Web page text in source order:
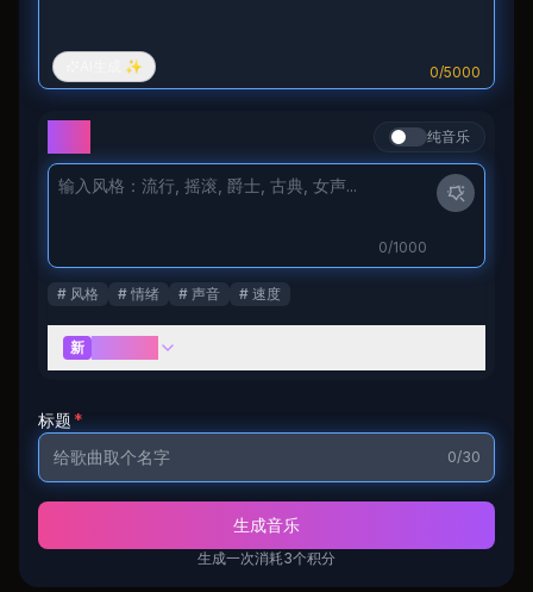
AI生成 ✨ 0/5000
纯音乐
0/1000
# 风格 # 情绪 # 声音 # 速度
新
标题 *
0/30
生成音乐
生成一次消耗3个积分